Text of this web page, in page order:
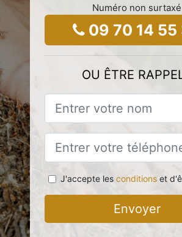
Numéro non surtaxé
09 70 14 55
OU ÊTRE
J'accepte les conditionset
Envoyer